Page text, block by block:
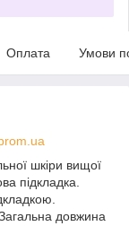
Оплата Умови
шкіри вищої
підкладка.
довжина